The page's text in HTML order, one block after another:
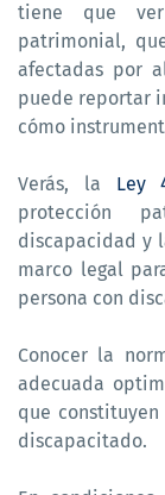
tiene que
patrimonial,
afectadas por
puede reportar
cómo
Verás, la Ley
protección
discapacidad y
marco legal
persona con
Conocer la
adecuada
que
discapacitado.